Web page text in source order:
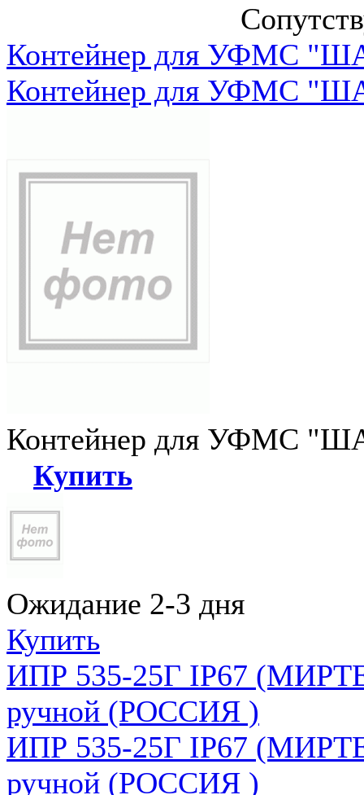
Контейнер для УФМС
Контейнер для УФМС
Контейнер для УФМС
Купить
Ожидание 2-3 дня
Купить
ИПР 535-25Г IP67
ручной (РОССИЯ )
ИПР 535-25Г IP67
ручной (РОССИЯ )